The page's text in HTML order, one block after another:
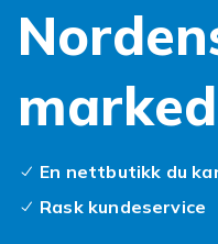
En nettbutikk du
Rask kundeservice